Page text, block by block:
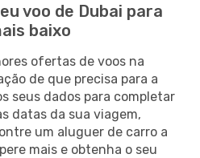
voo de Dubai para
baixo
ofertas de voos na
de que precisa para a
seus dados para completar
datas da sua viagem,
um aluguer de carro a
mais e obtenha o seu